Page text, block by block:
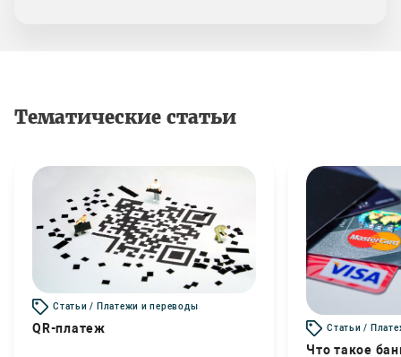
Тематические статьи
Статьи / Платежи и переводы
QR-платеж Статьи /
Что такое